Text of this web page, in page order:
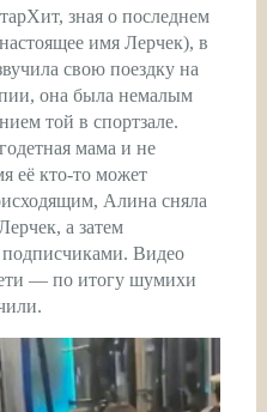
зная о последнем
имя Лерчек), в
свою поездку на
она была немалым
той в спортзале.
мама и не
её кто-то может
Алина сняла
а затем
Видео
— по итогу шумихи